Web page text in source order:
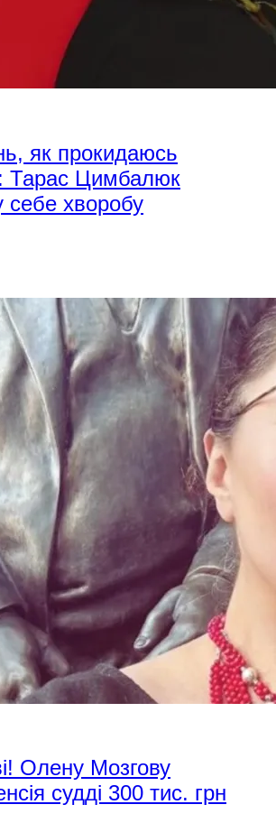
як прокидаюсь
Тарас Цимбалюк
себе хворобу
Олену Мозгову
судді 300 тис. грн